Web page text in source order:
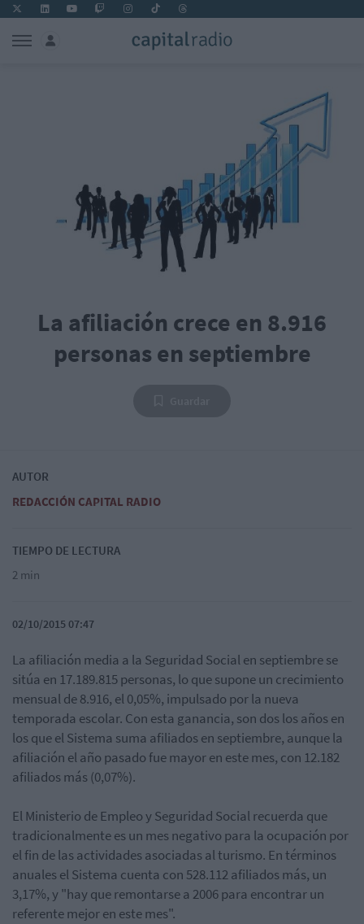
La afiliación crece en 8.916
personas en septiembre
AUTOR
REDACCIÓN CAPITAL RADIO
TIEMPO DE LECTURA
2 min
02/10/2015 07:47
La afiliación media a la Seguridad Social en septiembre se
sitúa en 17.189.815 personas, lo que supone un crecimiento
mensual de 8.916, el 0,05%, impulsado por la nueva
temporada escolar. Con esta ganancia, son dos los años en
los que el Sistema suma afiliados en septiembre, aunque la
afiliación el año pasado fue mayor en este mes, con 12.182
afiliados más (0,07%).
El Ministerio de Empleo y Seguridad Social recuerda que
tradicionalmente es un mes negativo para la ocupación por
el fin de las actividades asociadas al turismo. En términos
anuales el Sistema cuenta con 528.112 afiliados más, un
3,17%, y "hay que remontarse a 2006 para encontrar un
referente mejor en este mes".